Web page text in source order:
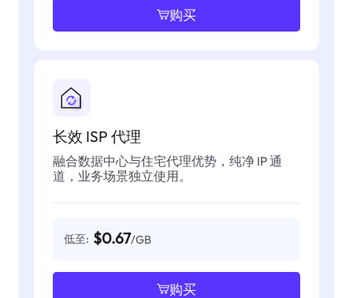
购买
长效 ISP 代理
融合数据中心与住宅代理优势，纯净 IP 通
道，业务场景独立使用。
低至: $0.67/GB
购买